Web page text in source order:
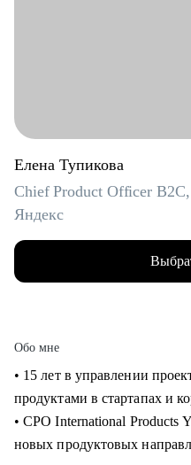
Елена Тупикова
Chief Product Officer
Яндекс
Обо мне
• 15 лет в управлении
продуктами в стартапах и
• CPO International Products
новых продуктовых